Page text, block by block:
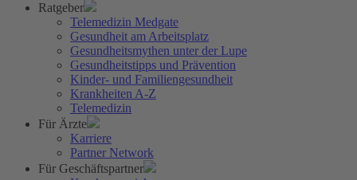
Ratgeber
Telemedizin Medgate
Gesundheit am Arbeitsplatz
Gesundheitsmythen unter der Lupe
Gesundheitstipps und Prävention
Kinder- und Familiengesundheit
Krankheiten A-Z
Telemedizin
Für Ärzte
Karriere
Partner Network
Für Geschäftspartner